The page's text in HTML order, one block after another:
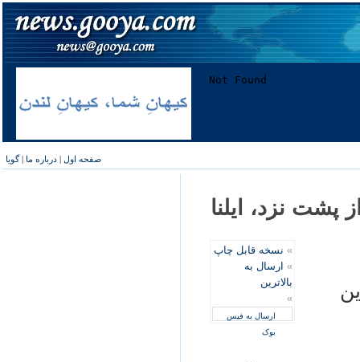
صفحه اول | درباره ما |گویا
نزد، ايلنا
» نسخه قابل چاپ
» ارسال به
بالاترین
»
ارسال به فیس
بوک